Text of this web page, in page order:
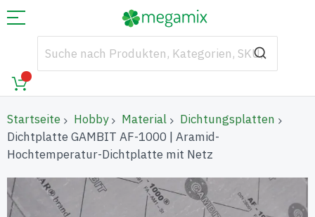
Startseite Hobby Material
Dichtungsplatten
Dichtplatte GAMBIT AF-1000 | Aramid-
Hochtemperatur-Dichtplatte mit Netz
Zum
Ende
der